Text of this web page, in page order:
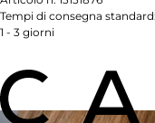
Tempi di consegna standard:
1 - 3 giorni